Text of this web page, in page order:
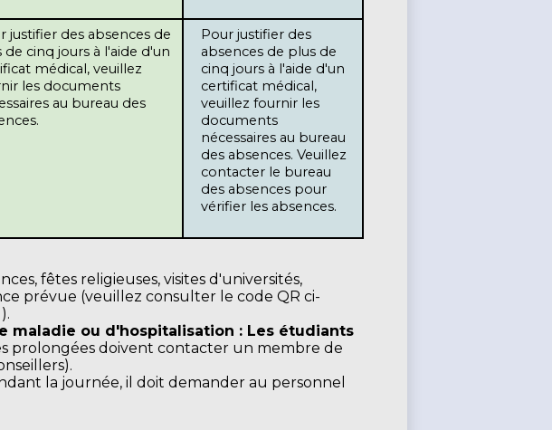
de cinq jours à l'aide d'un
médical, veuillez
les documents
au bureau des
Pour justifier des
absences de plus de
cinq jours à l'aide d'un
certificat médical,
veuillez fournir les
documents
nécessaires au bureau
des absences. Veuillez
contacter le bureau
des absences pour
vérifier les absences.
fêtes religieuses, visites d'universités,
prévue (veuillez consulter le code QR ci-
maladie ou d'hospitalisation : Les étudiants
prolongées doivent contacter un membre de
la journée, il doit demander au personnel